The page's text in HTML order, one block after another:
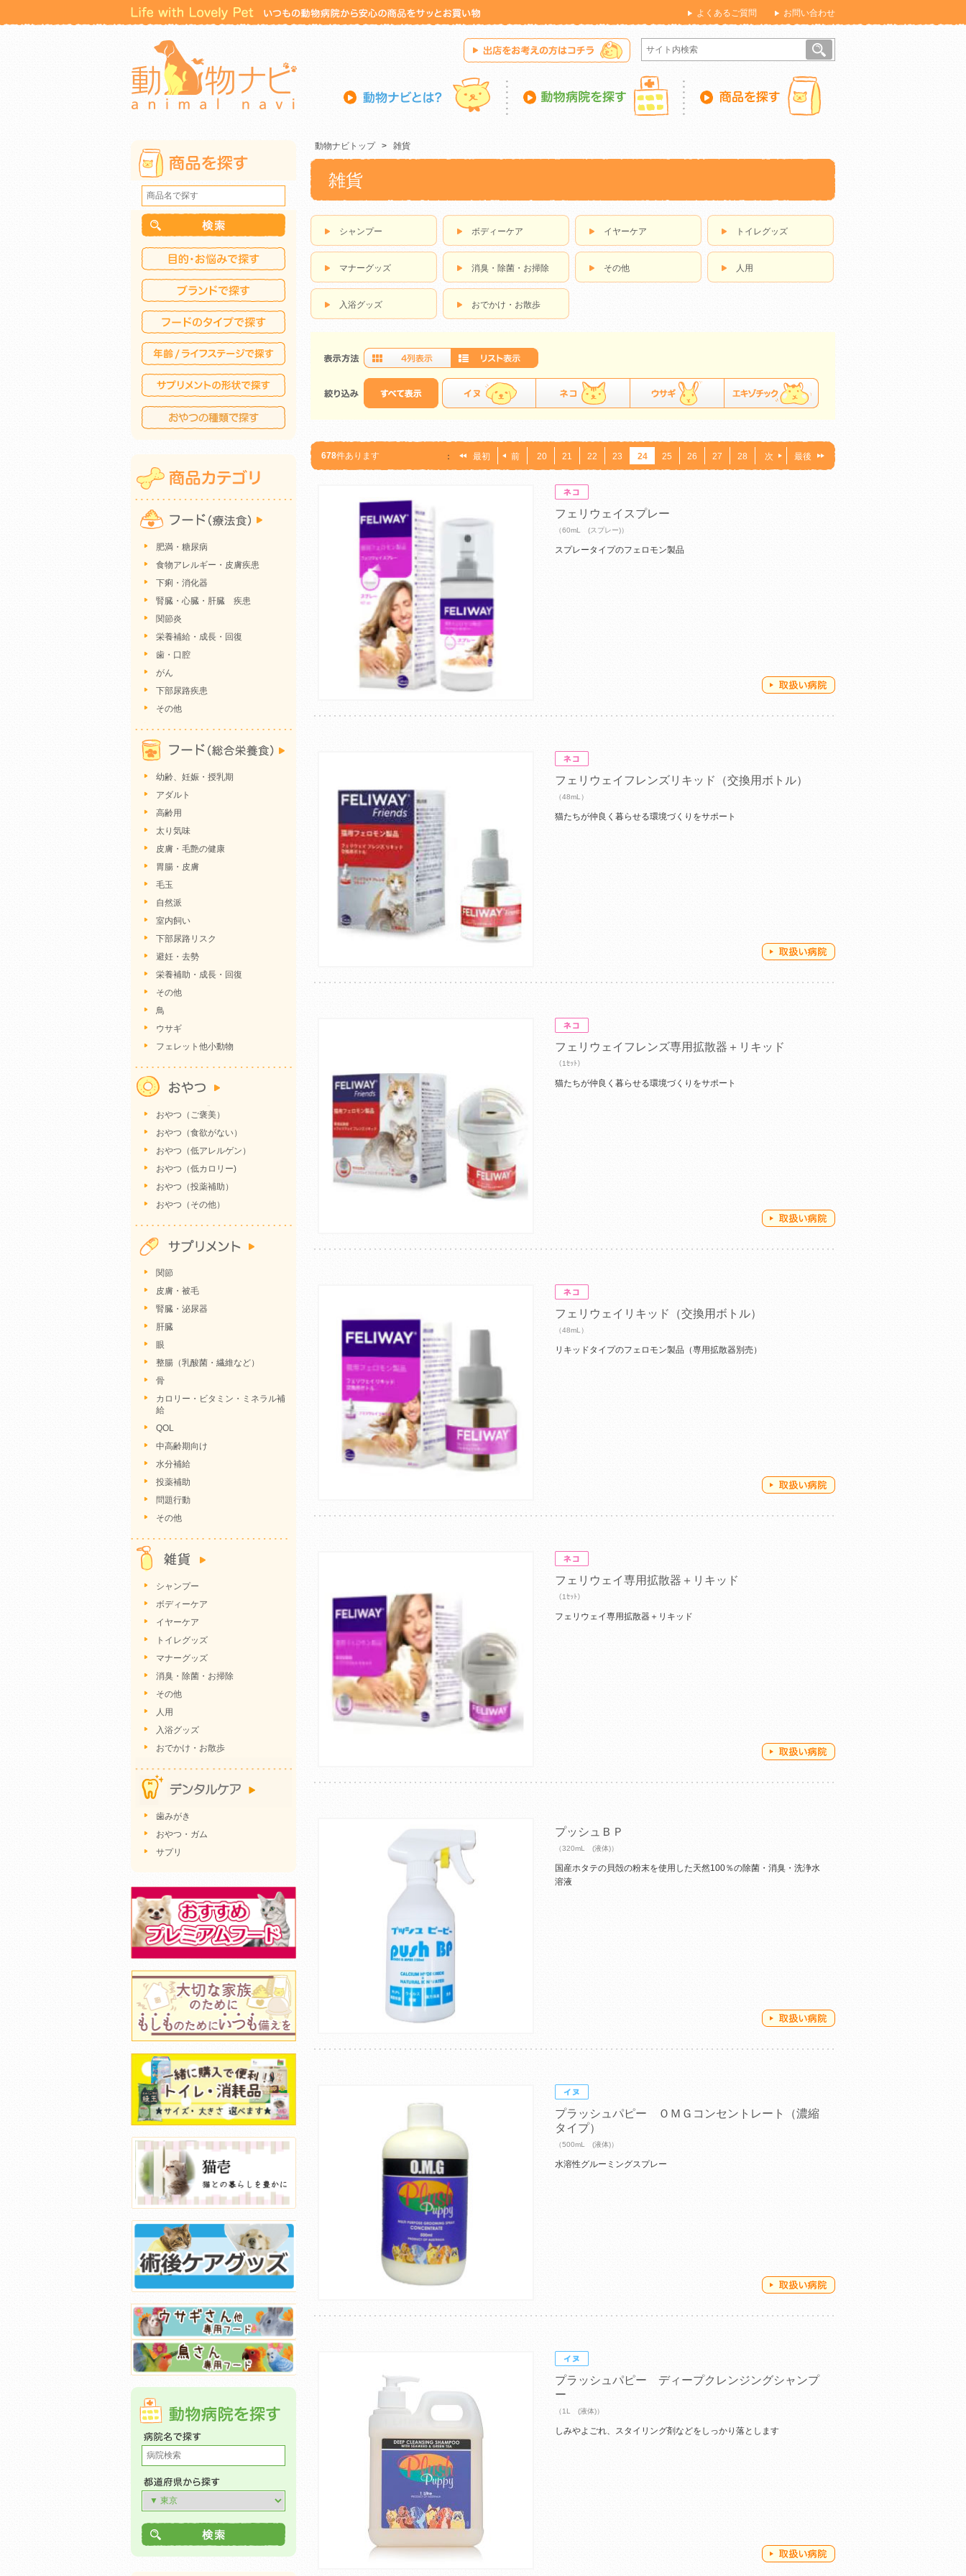
よくあるご質問 お問い合わせ
動物ナビトップ > 雑貨
雑貨
シャンプー ボディーケア イヤーケア トイレグッズ
マナーグッズ 消臭・除菌・お掃除 その他 人用
入浴グッズ おでかけ・お散歩
678件あります ： 最初 前 20 21 22 23 24 25 26 27 28 次 最後
フェリウェイスプレー
（60mL (スプレー)）
スプレータイプのフェロモン製品
フェリウェイフレンズリキッド（交換用ボトル）
（48mL）
猫たちが仲良く暮らせる環境づくりをサポート
フェリウェイフレンズ専用拡散器＋リキッド
（1ｾｯﾄ）
猫たちが仲良く暮らせる環境づくりをサポート
フェリウェイリキッド（交換用ボトル）
（48mL）
リキッドタイプのフェロモン製品（専用拡散器別売）
フェリウェイ専用拡散器＋リキッド
（1ｾｯﾄ）
フェリウェイ専用拡散器＋リキッド
プッシュＢＰ
（320mL (液体)）
国産ホタテの貝殻の粉末を使用した天然100％の除菌・消臭・洗浄水
溶液
プラッシュパピー ＯＭＧコンセントレート（濃縮
タイプ）
（500mL (液体)）
水溶性グルーミングスプレー
プラッシュパピー ディープクレンジングシャンプ
ー
（1L (液体)）
しみやよごれ、スタイリング剤などをしっかり落とします
肥満・糖尿病
食物アレルギー・皮膚疾患
下痢・消化器
腎臓・心臓・肝臓 疾患
関節炎
栄養補給・成長・回復
歯・口腔
がん
下部尿路疾患
その他
幼齢、妊娠・授乳期
アダルト
高齢用
太り気味
皮膚・毛艶の健康
胃腸・皮膚
毛玉
自然派
室内飼い
下部尿路リスク
避妊・去勢
栄養補助・成長・回復
その他
鳥
ウサギ
フェレット他小動物
おやつ（ご褒美）
おやつ（食欲がない）
おやつ（低アレルゲン）
おやつ（低カロリー)
おやつ（投薬補助）
おやつ（その他）
関節
皮膚・被毛
腎臓・泌尿器
肝臓
眼
整腸（乳酸菌・繊維など）
骨
カロリー・ビタミン・ミネラル補
給
QOL
中高齢期向け
水分補給
投薬補助
問題行動
その他
シャンプー
ボディーケア
イヤーケア
トイレグッズ
マナーグッズ
消臭・除菌・お掃除
その他
人用
入浴グッズ
おでかけ・お散歩
歯みがき
おやつ・ガム
サプリ